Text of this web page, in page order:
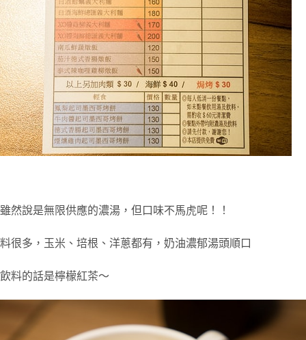
雖然說是無限供應的濃湯，但口味不馬虎呢！！
料很多，玉米、培根、洋蔥都有，奶油濃郁湯頭順口
飲料的話是檸檬紅茶～